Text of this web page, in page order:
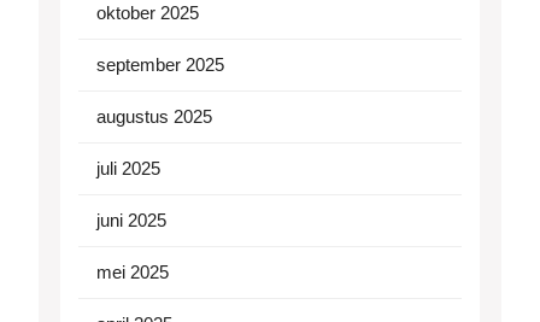
oktober 2025
september 2025
augustus 2025
juli 2025
juni 2025
mei 2025